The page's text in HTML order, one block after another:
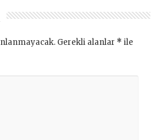
Gerekli alanlar * ile